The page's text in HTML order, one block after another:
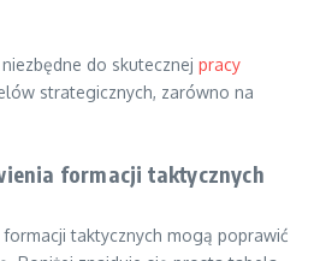
do skutecznej pracy
strategicznych, zarówno na
formacji taktycznych
taktycznych mogą poprawić